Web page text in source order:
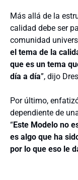
Más allá de la
calidad debe ser
comunidad
el tema de la
que es un tema
día a día”, dijo
Por último,
dependiente de
“Este Modelo no
es algo que ha
por lo que eso le